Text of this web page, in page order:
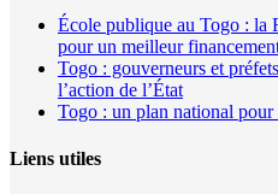
École publique au Togo : la
pour un meilleur
Togo : gouverneurs et
l’action de l’État
Togo : un plan national pour
Liens utiles